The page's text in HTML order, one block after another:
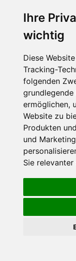
Ihre
wichtig
Diese
Tracking-
folgenden
grundlegende
ermöglichen,
Website zu
Produkten
und
Sie relevanter
Ort
Kirchenlamitz
Kirchenlamitz
Einwohner: 4600